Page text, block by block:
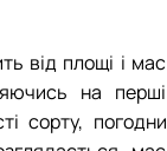
від площі і
на
сорту,